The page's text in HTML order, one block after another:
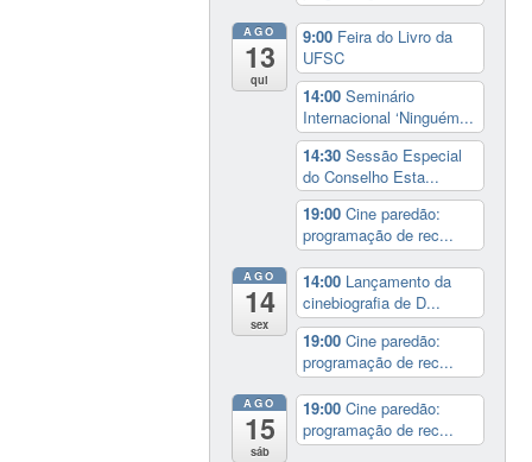
AGO
13
qui
9:00 Feira do Livro da
UFSC
14:00Seminário
Internacional ‘Ninguém...
14:30Sessão Especial
do Conselho Esta...
19:00Cine paredão:
programação de rec...
AGO
14
sex
14:00 Lançamento da
cinebiografia de D...
19:00Cine paredão:
programação de rec...
AGO
15
sáb
19:00Cine paredão:
programação de rec...